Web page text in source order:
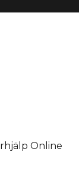
Online